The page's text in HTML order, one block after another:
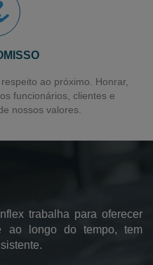
ao próximo. Honrar,
funcionários, clientes e
nossos valores.
trabalha para oferecer
ao longo do tempo, tem